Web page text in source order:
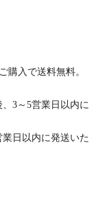
購入で送料無料。
3～5営業日以内に
業日以内に発送いた